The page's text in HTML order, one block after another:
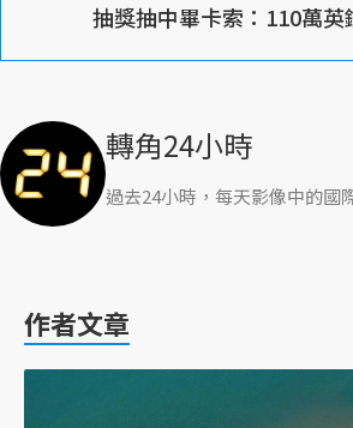
抽獎抽中畢卡索：110萬
轉角24小時
過去24小時，每天影像中的國
作者文章